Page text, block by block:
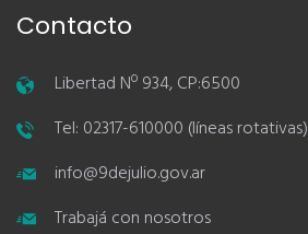
Contacto
Libertad Nº 934, CP:6500
Tel: 02317-610000 (líneas rotativas)
info@9dejulio.gov.ar
Trabajá con nosotros